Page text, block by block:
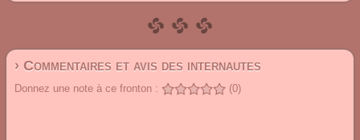
› Commentaires et avis des internautes
Donnez une note à ce fronton : (0)